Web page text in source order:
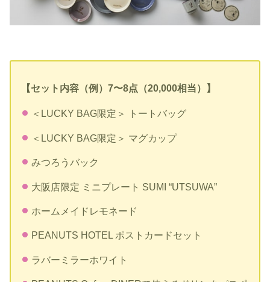
【セット内容（例）7〜8点（20,000相当）】
＜LUCKY BAG限定＞ トートバッグ
＜LUCKY BAG限定＞ マグカップ
みつろうバック
大阪店限定 ミニプレート SUMI “UTSUWA”
ホームメイドレモネード
PEANUTS HOTEL ポストカードセット
ラバーミラーホワイト